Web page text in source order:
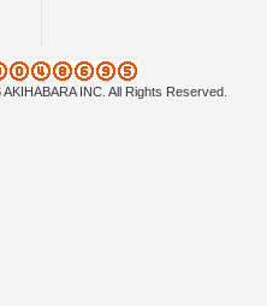
INC. All Rights Reserved.